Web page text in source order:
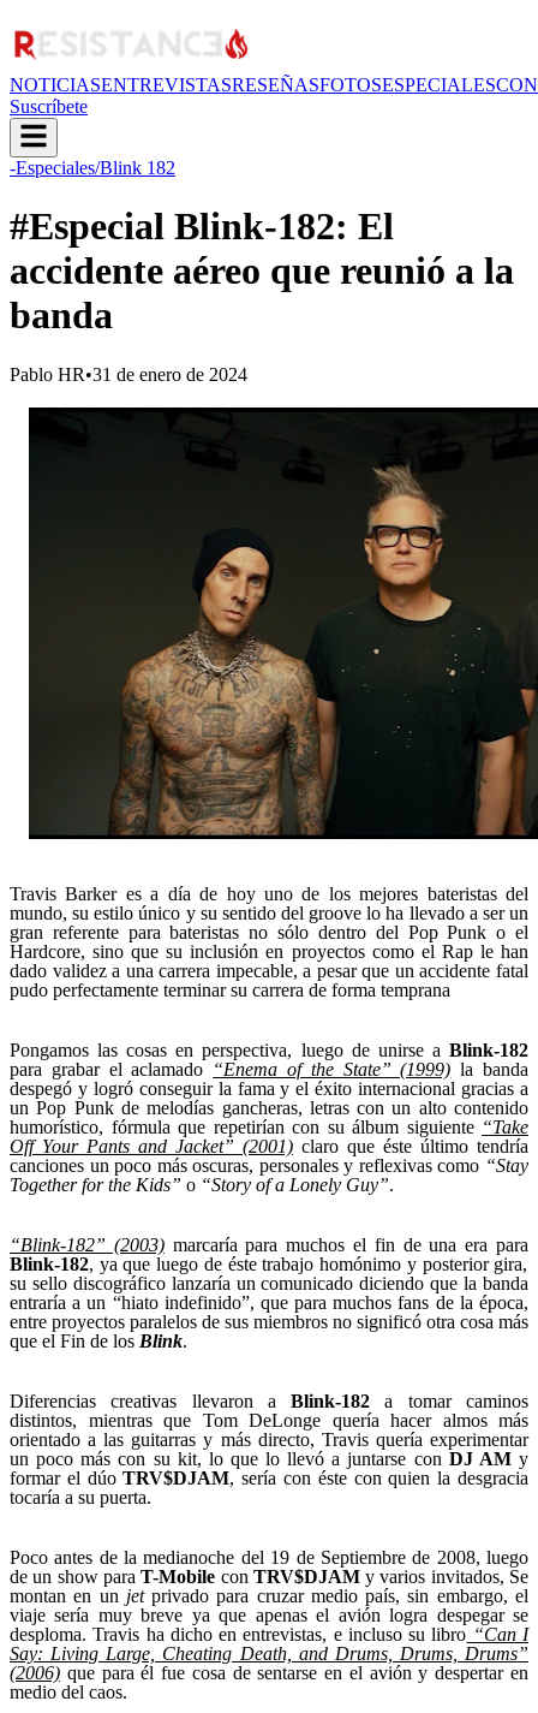
NOTICIASENTREVISTASRESEÑASFOTOSESPECIALES
Suscríbete
-Especiales/Blink 182
#Especial Blink-182: El
accidente aéreo que reunió a la
banda
Pablo HR•31 de enero de 2024
Travis Barker es a día de hoy uno de los mejores bateristas del
mundo, su estilo único y su sentido del groove lo ha llevado a ser un
gran referente para bateristas no sólo dentro del Pop Punk o el
Hardcore, sino que su inclusión en proyectos como el Rap le han
dado validez a una carrera impecable, a pesar que un accidente fatal
pudo perfectamente terminar su carrera de forma temprana
Pongamos las cosas en perspectiva, luego de unirse a Blink-182
para grabar el aclamado “Enema of the State” (1999) la banda
despegó y logró conseguir la fama y el éxito internacional gracias a
un Pop Punk de melodías gancheras, letras con un alto contenido
humorístico, fórmula que repetirían con su álbum siguiente “Take
Off Your Pants and Jacket” (2001) claro que éste último tendría
canciones un poco más oscuras, personales y reflexivas como “Stay
Together for the Kids” o “Story of a Lonely Guy”.
“Blink-182” (2003)marcaría para muchos el fin de una era para
Blink-182, ya que luego de éste trabajo homónimo y posterior gira,
su sello discográfico lanzaría un comunicado diciendo que la banda
entraría a un “hiato indefinido”, que para muchos fans de la época,
entre proyectos paralelos de sus miembros no significó otra cosa más
que el Fin de los Blink.
Diferencias creativas llevaron aBlink-182 a tomar caminos
distintos, mientras que Tom DeLonge quería hacer almos más
orientado a las guitarras y más directo, Travis quería experimentar
un poco más con su kit, lo que lo llevó a juntarse con DJ AMy
formar el dúoTRV$DJAM, sería con éste con quien la desgracia
tocaría a su puerta.
Poco antes de la medianoche del 19 de Septiembre de 2008, luego
de un show paraT-Mobile con TRV$DJAMy varios invitados, Se
montan en un jetprivado para cruzar medio país, sin embargo, el
viaje sería muy breve ya que apenas el avión logra despegar se
desploma. Travis ha dicho en entrevistas, e incluso su libro “Can I
Say: Living Large, Cheating Death, and Drums, Drums, Drums”
(2006) que para él fue cosa de sentarse en el avión y despertar en
medio del caos.